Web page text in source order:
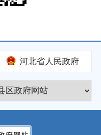
河北省人民政府